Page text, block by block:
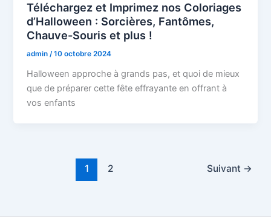
Téléchargez et Imprimez nos Coloriages
d’Halloween : Sorcières, Fantômes,
Chauve-Souris et plus !
admin/10 octobre 2024
Halloween approche à grands pas, et quoi de mieux
que de préparer cette fête effrayante en offrant à
vos enfants
1 2 Suivant →